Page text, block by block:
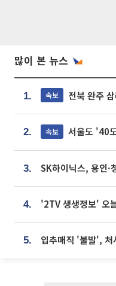
많이 본 뉴스
1. 속보 전북 완주
2. 속보 서울도 '40
3.
4.
5. 입추매직 '불발', 처